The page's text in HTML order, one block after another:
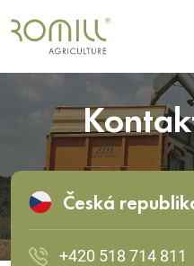
Česká
+420 518 714 811